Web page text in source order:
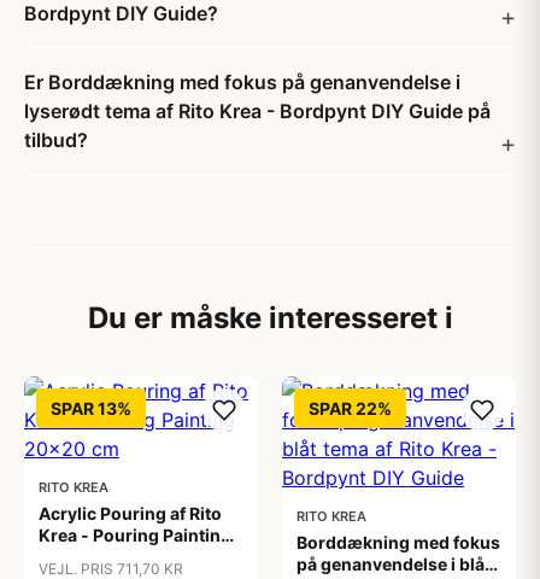
Bordpynt DIY Guide?
Er Borddækning med fokus på genanvendelse i
lyserødt tema af Rito Krea - Bordpynt DIY Guide på
tilbud?
Du er måske interesseret i
SPAR 13%
RITO KREA
Acrylic Pouring af Rito
Krea - Pouring Painting
VEJL. PRIS 711,70 KR
SPAR 22%
RITO KREA
Borddækning med fokus
på genanvendelse i blåt